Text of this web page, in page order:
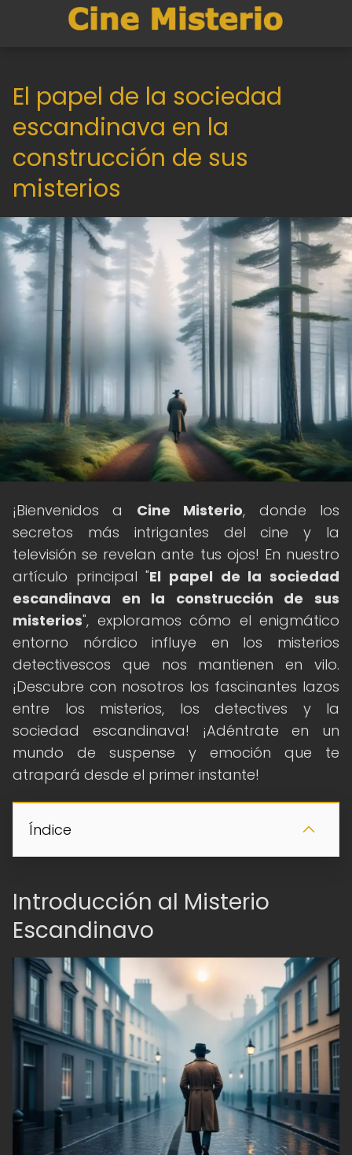
El papel de la sociedad
escandinava en la
construcción de sus
misterios
¡Bienvenidos a Cine Misterio, donde los
secretos más intrigantes del cine y la
televisión se revelan ante tus ojos! En nuestro
artículo principal "El papel de la sociedad
escandinava en la construcción de sus
misterios", exploramos cómo el enigmático
entorno nórdico influye en los misterios
detectivescos que nos mantienen en vilo.
¡Descubre con nosotros los fascinantes lazos
entre los misterios, los detectives y la
sociedad escandinava! ¡Adéntrate en un
mundo de suspense y emoción que te
atrapará desde el primer instante!
Índice
Introducción al Misterio
Escandinavo